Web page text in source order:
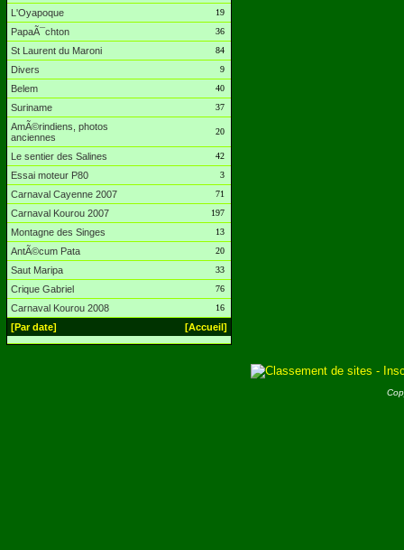
L'Oyapoque 19
PapaÃ¯chton 36
St Laurent du Maroni 84
Divers 9
Belem 40
Suriname 37
AmÃ©rindiens, photos
anciennes
20
Le sentier des Salines 42
Essai moteur P80 3
Carnaval Cayenne 2007 71
Carnaval Kourou 2007 197
Montagne des Singes 13
AntÃ©cum Pata 20
Saut Maripa 33
Crique Gabriel 76
Carnaval Kourou 2008 16
[Par date] [Accueil]